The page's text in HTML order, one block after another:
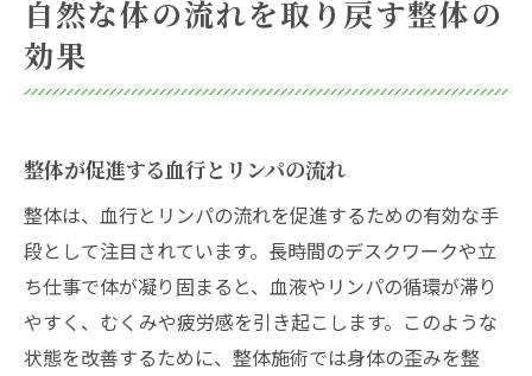
自然な体の流れを取り戻す整体の
効果
整体が促進する血行とリンパの流れ
整体は、血行とリンパの流れを促進するための有効な手
段として注目されています。長時間のデスクワークや立
ち仕事で体が凝り固まると、血液やリンパの循環が滞り
やすく、むくみや疲労感を引き起こします。このような
状態を改善するために、整体施術では身体の歪みを整